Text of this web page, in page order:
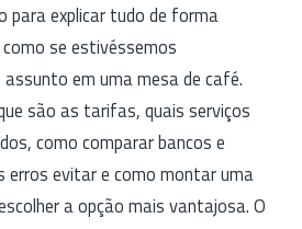
explicar tudo de forma
se estivéssemos
em uma mesa de café.
são as tarifas, quais serviços
como comparar bancos e
erros evitar e como montar uma
a opção mais vantajosa. O